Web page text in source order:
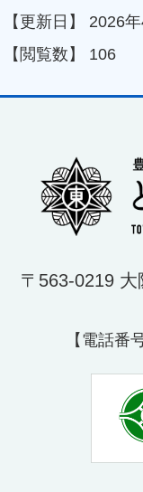
【更新日】
2026
【閲覧数】
106
〒563-0219
【電話番